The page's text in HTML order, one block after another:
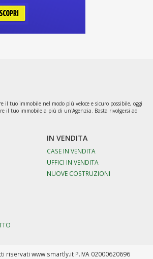
il tuo immobile nel modo più veloce e sicuro possibile, oggi
il tuo immobile a più di un'Agenzia. Basta rivolgersi ad
IN VENDITA
CASE IN VENDITA
UFFICI IN VENDITA
NUOVE COSTRUZIONI
riservati www.smartly.it P.IVA 02000620696